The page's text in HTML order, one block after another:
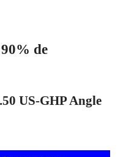
de
US-GHP Angle